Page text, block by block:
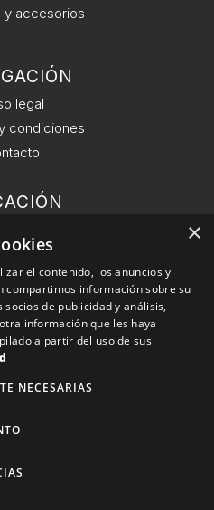
y accesorios
legal
condiciones
+34 932 11 09 57
|
×
el contenido, los anuncios y
información sobre su
de publicidad y análisis,
información que les haya
a partir del uso de sus
NECESARIAS